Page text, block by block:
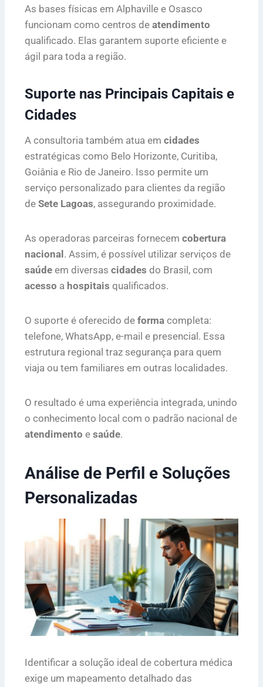
As bases físicas em Alphaville e Osasco
funcionam como centros de atendimento
qualificado. Elas garantem suporte eficiente e
ágil para toda a região.
Suporte nas Principais Capitais e
Cidades
A consultoria também atua em cidades
estratégicas como Belo Horizonte, Curitiba,
Goiânia e Rio de Janeiro. Isso permite um
serviço personalizado para clientes da região
de Sete Lagoas, assegurando proximidade.
As operadoras parceiras fornecem cobertura
nacional . Assim, é possível utilizar serviços de
saúde em diversas cidades do Brasil, com
acesso a hospitais qualificados.
O suporte é oferecido de forma completa:
telefone, WhatsApp, e-mail e presencial. Essa
estrutura regional traz segurança para quem
viaja ou tem familiares em outras localidades.
O resultado é uma experiência integrada, unindo
o conhecimento local com o padrão nacional de
atendimento e saúde.
Análise de Perfil e Soluções
Personalizadas
Identificar a solução ideal de cobertura médica
exige um mapeamento detalhado das